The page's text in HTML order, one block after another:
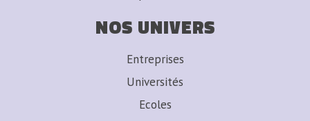
NOS UNIVERS
Entreprises
Universités
Ecoles